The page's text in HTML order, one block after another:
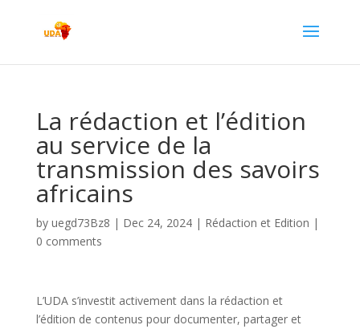
La rédaction et l’édition
au service de la
transmission des savoirs
africains
by uegd73Bz8 | Dec 24, 2024| ⁠Rédaction et Edition |
0 comments
L’UDA s’investit activement dans la rédaction et
l’édition de contenus pour documenter, partager et